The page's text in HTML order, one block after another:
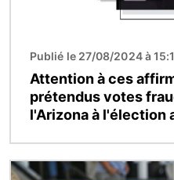
Publié le 27/08/2024 à
Attention à ces
prétendus votes
l'Arizona à l'élection
Image